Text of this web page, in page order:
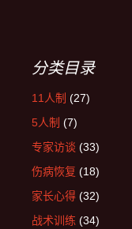
分类目录
11人制 (27)
5人制 (7)
专家访谈 (33)
伤病恢复 (18)
家长心得 (32)
战术训练 (34)